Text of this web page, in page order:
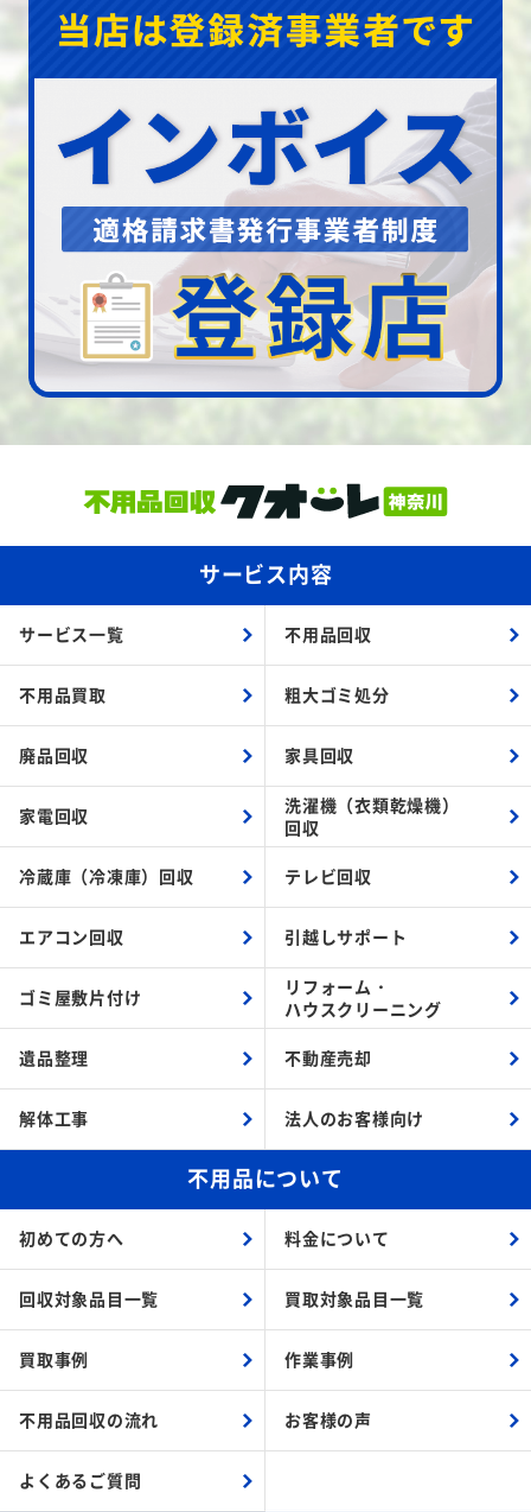
サービス内容
サービス一覧 不用品回収
不用品買取 粗大ゴミ処分
廃品回収 家具回収
家電回収
洗濯機（衣類乾燥機）
回収
冷蔵庫（冷凍庫）回収 テレビ回収
エアコン回収 引越しサポート
ゴミ屋敷片付け
リフォーム・
ハウスクリーニング
遺品整理 不動産売却
解体工事 法人のお客様向け
不用品について
初めての方へ 料金について
回収対象品目一覧 買取対象品目一覧
買取事例 作業事例
不用品回収の流れ お客様の声
よくあるご質問